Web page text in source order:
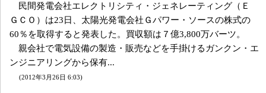
民間発電会社エレクトリシティ・ジェネレーティング（Ｅ
ＧＣＯ）は23日、太陽光発電会社Ｇパワー・ソースの株式の
60％を取得すると発表した。買収額は７億3,800万バーツ。
親会社で電気設備の製造・販売などを手掛けるガンクン・エ
ンジニアリングから保有...
(2012年3月26日 6:03)